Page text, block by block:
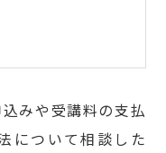
みや受講料の支払
について相談した